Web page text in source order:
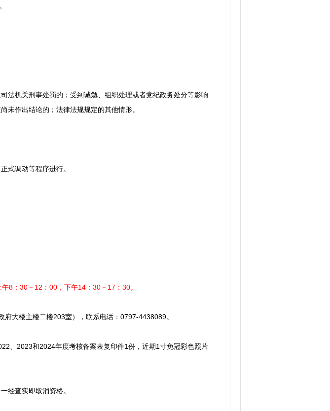
机关刑事处罚的；受到诫勉、组织处理或者党纪政务处分等影响
未作出结论的；法律法规规定的其他情形。
调动等程序进行。
8：30－12：00，下午14：30－17：30。
大楼主楼二楼203室），联系电话：0797-4438089。
2023和2024年度考核备案表复印件1份，近期1寸免冠彩色照片
查实即取消资格。